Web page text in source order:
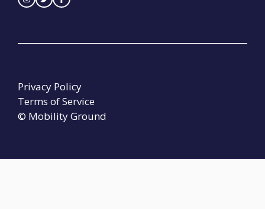
© Mobility Ground
Privacy Policy
Terms of Service